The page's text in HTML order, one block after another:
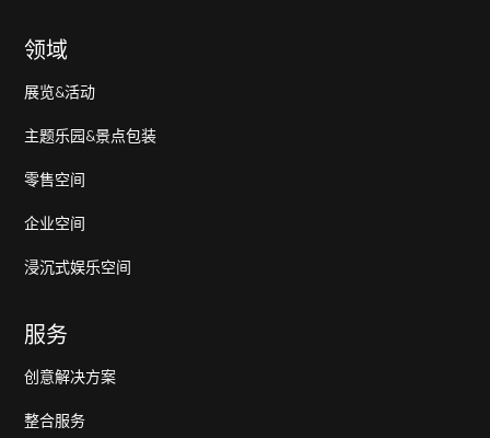
服务
创意解决方案
整合服务
领域
展览&活动
主题乐园&景点包装
零售空间
企业空间
浸沉式娱乐空间